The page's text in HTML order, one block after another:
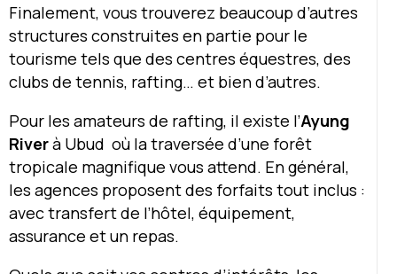
Finalement, vous trouverez beaucoup d’autres
structures construites en partie pour le
tourisme tels que des centres équestres, des
clubs de tennis, rafting… et bien d’autres.
Pour les amateurs de rafting, il existe l’Ayung
Riverà Ubud où la traversée d’une forêt
tropicale magnifique vous attend. En général,
les agences proposent des forfaits tout inclus :
avec transfert de l’hôtel, équipement,
assurance et un repas.